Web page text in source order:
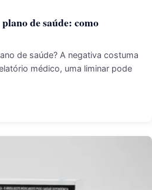
de saúde: como
de saúde? A negativa costuma
médico, uma liminar pode